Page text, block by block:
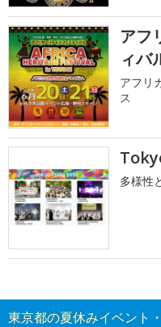
アフ
ィバ
アフリ
ス
多様性
東京都の夏休みイベント